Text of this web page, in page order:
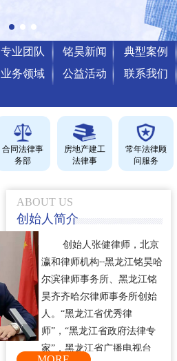
专业团队 铭昊新闻
典型案例
业务领域 公益活动
联系我们
合同法律事
务部
房地产建工
法律事
常年法律顾
问服务
ABOUT US
创始人简介
创始人张健律师 ， 北京
瀛和律师机构--黑龙江铭昊哈
尔滨律师事务所、黑龙江铭
昊齐齐哈尔律师事务所创始
人。 “黑龙江省优秀律
师”， “黑龙江省政府法律专
家”，黑龙江省广播电视台